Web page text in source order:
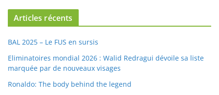
Articles récents
BAL 2025 – Le FUS en sursis
Eliminatoires mondial 2026 : Walid Redragui dévoile sa liste
marquée par de nouveaux visages
Ronaldo: The body behind the legend